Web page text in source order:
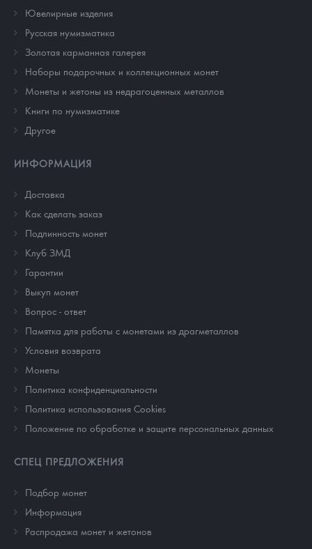
Ювелирные изделия
Русская нумизматика
Золотая карманная галерея
Наборы подарочных и коллекционных монет
Монеты и жетоны из недрагоценных металлов
Книги по нумизматике
Другое
ИНФОРМАЦИЯ
Доставка
Как сделать заказ
Подлинность монет
Клуб ЗМД
Гарантии
Выкуп монет
Вопрос - ответ
Памятка для работы с монетами из драгметаллов
Условия возврата
Монеты
Политика конфиденциальности
Политика использования Cookies
Положение по обработке и защите персональных данных
СПЕЦ ПРЕДЛОЖЕНИЯ
Подбор монет
Информация
Распродажа монет и жетонов